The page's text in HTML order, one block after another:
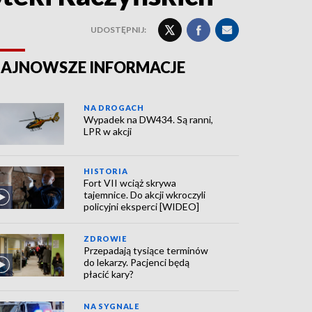
UDOSTĘPNIJ:
INFORMACJE
NA DROGACH
Wypadek na DW434. Są ranni,
LPR w akcji
HISTORIA
Fort VII wciąż skrywa
tajemnice. Do akcji wkroczyli
policyjni eksperci [WIDEO]
ZDROWIE
Przepadają tysiące terminów
do lekarzy. Pacjenci będą
płacić kary?
NA SYGNALE